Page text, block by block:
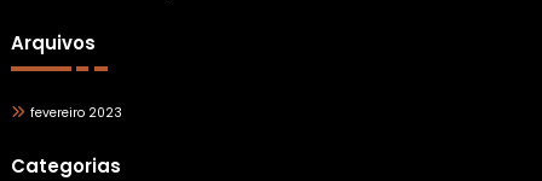
Arquivos
fevereiro 2023
Categorias